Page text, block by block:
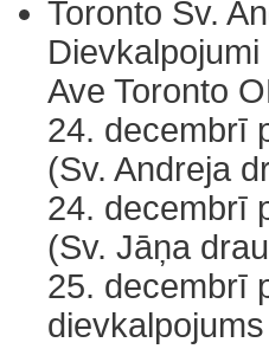
Toronto Sv.
Ave Toronto
24. decembrī
(Sv. Andreja
24. decembrī
(Sv. Jāņa
25. decembrī
dievkalpojums